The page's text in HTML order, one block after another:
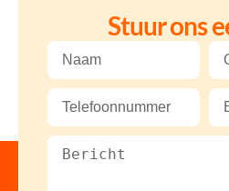
Stuur ons